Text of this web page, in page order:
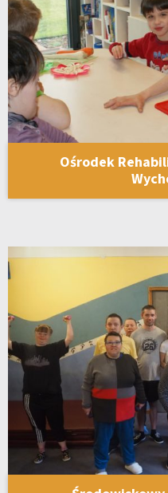
Ośrodek